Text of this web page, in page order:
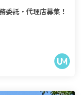
委託・代理店募集！